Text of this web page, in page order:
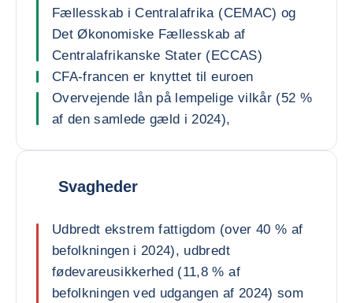
Fællesskab i Centralafrika (CEMAC) og
Det Økonomiske Fællesskab af
Centralafrikanske Stater (ECCAS)
CFA-francen er knyttet til euroen
Overvejende lån på lempelige vilkår (52 %
af den samlede gæld i 2024),
Svagheder
Udbredt ekstrem fattigdom (over 40 % af
befolkningen i 2024), udbredt
fødevareusikkerhed (11,8 % af
befolkningen ved udgangen af 2024) som